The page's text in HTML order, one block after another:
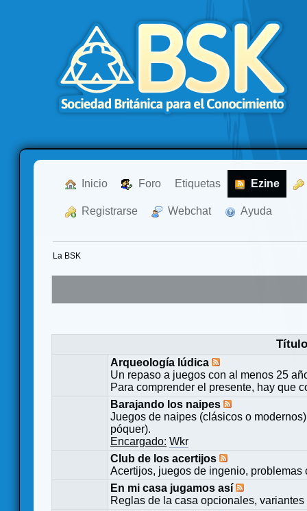
Inicio Foro Etiquetas Ezine
Registrarse Webchat Ayuda
La BSK
Título
Arqueología lúdica
Un repaso a juegos con al menos 25
Para comprender el presente, hay que
Barajando los naipes
Juegos de naipes (clásicos o
póquer).
Encargado: Wkr
Club de los acertijos
Acertijos, juegos de ingenio,
En mi casa jugamos así
Reglas de la casa opcionales,